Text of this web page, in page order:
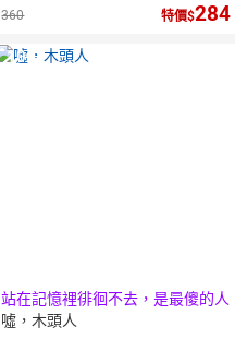
360
特價 284
10倍
站在記憶裡徘徊不去，是最傻的人
噓，木頭人